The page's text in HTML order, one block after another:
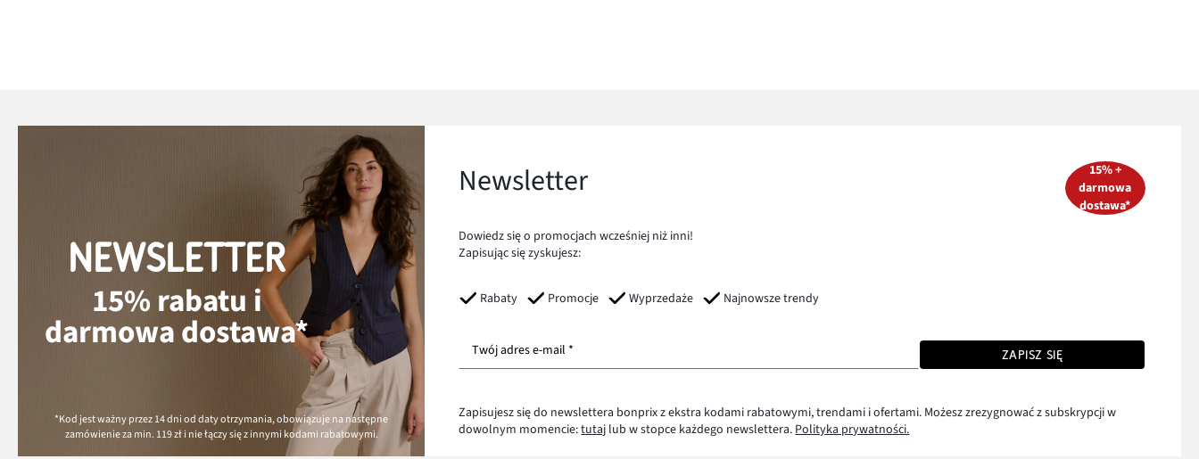
NEWSLETTER
15% rabatu i
darmowa dostawa*
*Kod jest ważny przez 14 dni od daty otrzymania, obowiązuje na następne
zamówienie za min. 119 złi nie łączy się z innymi kodami rabatowymi.
Newsletter
Dowiedz się o promocjach wcześniej niż inni!
Zapisując się zyskujesz:
Rabaty Promocje Wyprzedaże Najnowsze trendy
15% +
darmowa
dostawa*
Twój adres e-mail * ZAPISZ SIĘ
Zapisujesz się do newslettera bonprix z ekstra kodami rabatowymi, trendami i ofertami. Możesz zrezygnować z subskrypcji w
dowolnym momencie:tutaj lub w stopce każdego newslettera. Polityka prywatności.